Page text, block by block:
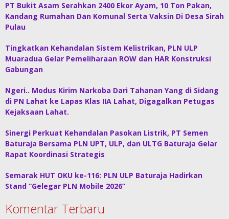
PT Bukit Asam Serahkan 2400 Ekor Ayam, 10 Ton Pakan,
Kandang Rumahan Dan Komunal Serta Vaksin Di Desa Sirah
Pulau
Tingkatkan Kehandalan Sistem Kelistrikan, PLN ULP
Muaradua Gelar Pemeliharaan ROW dan HAR Konstruksi
Gabungan
Ngeri.. Modus Kirim Narkoba Dari Tahanan Yang di Sidang
di PN Lahat ke Lapas Klas IIA Lahat, Digagalkan Petugas
Kejaksaan Lahat.
Sinergi Perkuat Kehandalan Pasokan Listrik, PT Semen
Baturaja Bersama PLN UPT, ULP, dan ULTG Baturaja Gelar
Rapat Koordinasi Strategis
Semarak HUT OKU ke-116: PLN ULP Baturaja Hadirkan
Stand “Gelegar PLN Mobile 2026”
Komentar Terbaru